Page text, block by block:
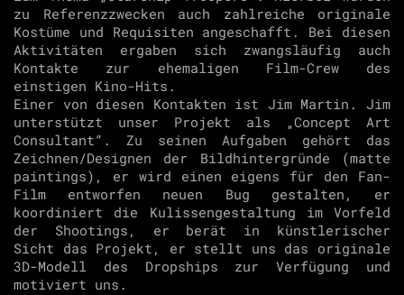
zu Referenzzwecken auch zahlreiche originale
Kostüme und Requisiten angeschafft. Bei diesen
Aktivitäten ergaben sich zwangsläufig auch
Kontakte zur ehemaligen Film-Crew des
einstigen Kino-Hits.
Einer von diesen Kontakten ist Jim Martin. Jim
unterstützt unser Projekt als „Concept Art
Consultant“. Zu seinen Aufgaben gehört das
Zeichnen/Designen der Bildhintergründe (matte
paintings), er wird einen eigens für den Fan-
Film entworfen neuen Bug gestalten, er
koordiniert die Kulissengestaltung im Vorfeld
der Shootings, er berät in künstlerischer
Sicht das Projekt, er stellt uns das originale
3D-Modell des Dropships zur Verfügung und
motiviert uns.